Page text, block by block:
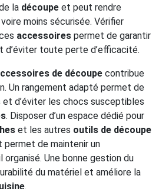
la découpe et peut rendre
moins sécurisée. Vérifier
accessoires permet de garantir
d’éviter toute perte d’efficacité.
de découpe contribue
Un rangement adapté permet de
et d’éviter les chocs susceptibles
. Disposer d’un espace dédié pour
et les autres outils de découpe
de maintenir un
Une bonne gestion du
du matériel et améliore la
.